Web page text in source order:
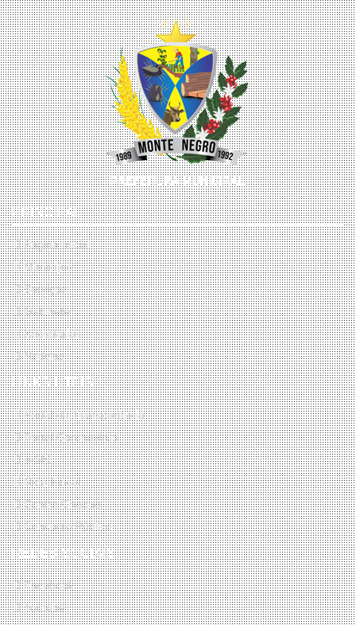
PRINCIPAL
Página Inicial
Município
Serviços
Gabinete
Secretarias
Notícias
LINKS ÚTEIS
Portal da Transparência
Portal Coronavirus
e-SIC
Nota Fiscal
Contra Cheque
Concurso Público
REDES SOCIAIS
Facebook
Youtube